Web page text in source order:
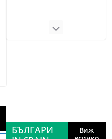
БЪЛГАРИ
Виж